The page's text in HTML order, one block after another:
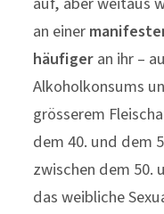
an einer
häufigeran ihr –
Alkoholkonsums
grösserem
dem 40. und dem
zwischen dem 50.
das weibliche